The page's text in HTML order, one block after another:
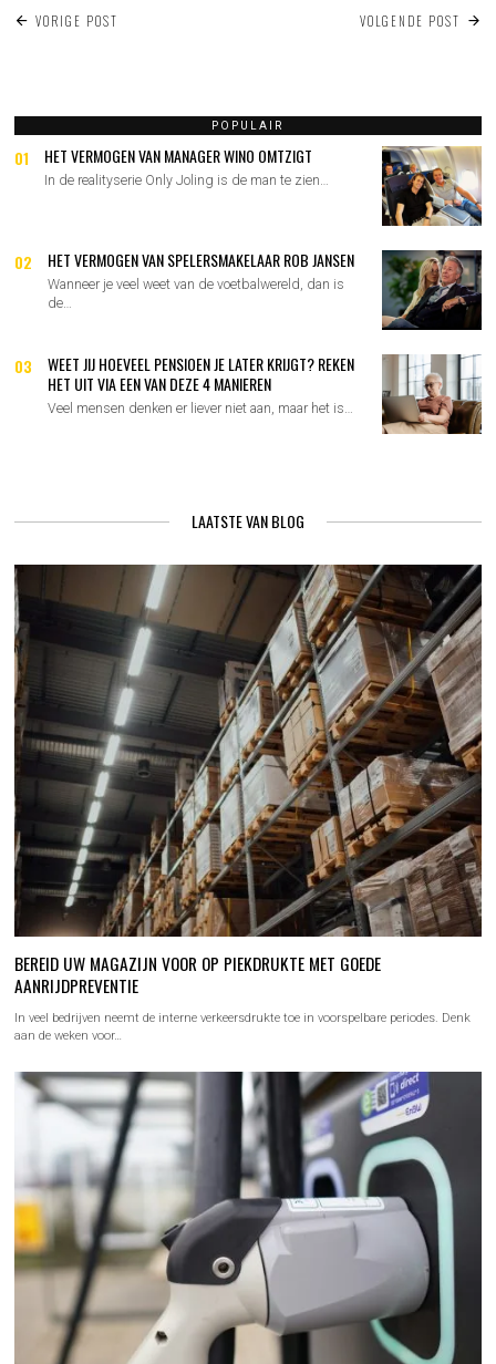
BERICHT
VORIGE POST VOLGENDE POST
POPULAIR
01 HET VERMOGEN VAN MANAGER WINO OMTZIGT
In de realityserie Only Joling is de man te zien…
02 HET VERMOGEN VAN SPELERSMAKELAAR ROB JANSEN
Wanneer je veel weet van de voetbalwereld, dan is
de…
03
WEET JIJ HOEVEEL PENSIOEN JE LATER KRIJGT? REKEN
HET UIT VIA EEN VAN DEZE 4 MANIEREN
Veel mensen denken er liever niet aan, maar het is…
LAATSTE VAN BLOG
BEREID UW MAGAZIJN VOOR OP PIEKDRUKTE MET GOEDE
AANRIJDPREVENTIE
In veel bedrijven neemt de interne verkeersdrukte toe in voorspelbare periodes. Denk
aan de weken voor…